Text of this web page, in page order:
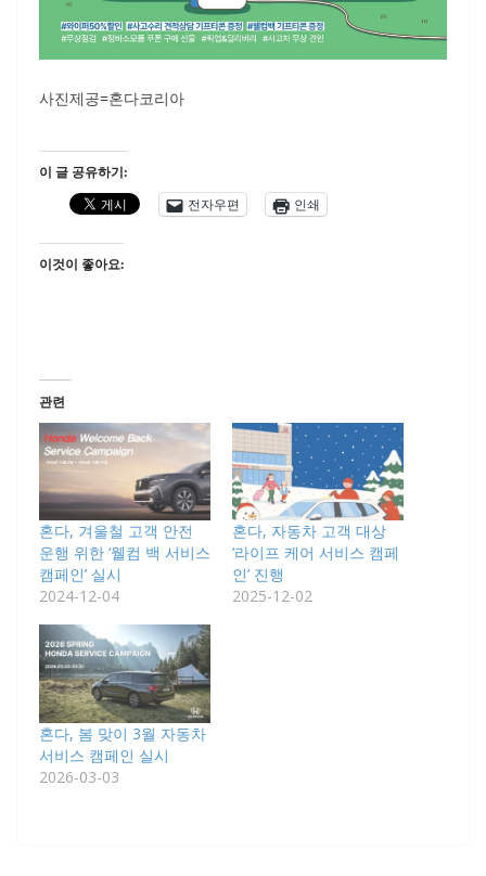
사진제공=혼다코리아
이 글 공유하기:
전자우편
인쇄
이것이 좋아요:
관련
혼다, 겨울철 고객 안전
운행 위한 ‘웰컴 백 서비스
캠페인’ 실시
2024-12-04
혼다, 자동차 고객 대상
‘라이프 케어 서비스 캠페
인’ 진행
2025-12-02
혼다, 봄 맞이 3월 자동차
서비스 캠페인 실시
2026-03-03